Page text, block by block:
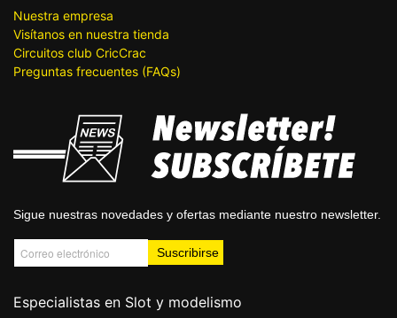
Nuestra empresa
Visítanos en nuestra tienda
Circuitos club CricCrac
Preguntas frecuentes (FAQs)
Sigue nuestras novedades y ofertas mediante nuestro newsletter.
Especialistas en Slot y modelismo